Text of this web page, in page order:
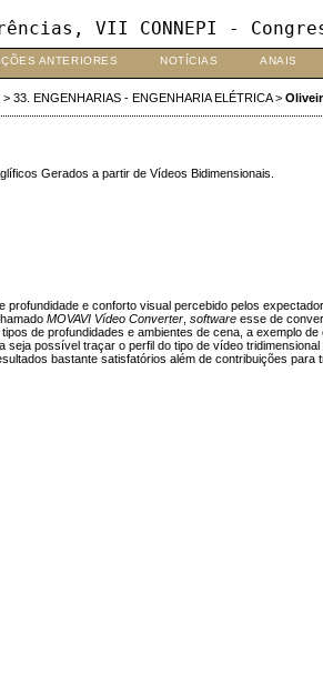
VII CONNEPI -
ANTERIORES NOTÍCIAS ANAIS
> 33. ENGENHARIAS - ENGENHARIA ELÉTRICA>
Gerados a partir de Vídeos Bidimensionais.
e conforto visual percebido pelos
MOVAVI Vídeo Converter, softwareesse de
de profundidades e ambientes de cena, a exemplo
possível traçar o perfil do tipo de vídeo
bastante satisfatórios além de contribuições para